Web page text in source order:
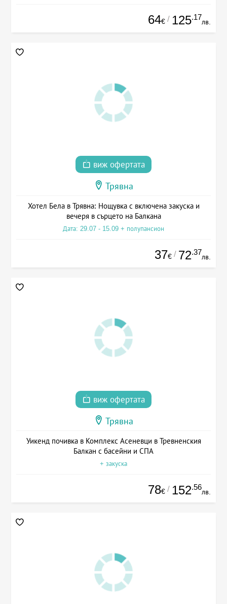
64€ / 125.17
лв.
виж офертата
Трявна
Хотел Бела в Трявна: Нощувка с включена закуска и
вечеря в сърцето на Балкана
Дата: 29.07 - 15.09 + полупансион
37€ / 72.37
лв.
виж офертата
Трявна
Уикенд почивка в Комплекс Асеневци в Тревненския
Балкан с басейни и СПА
+ закуска
78€ / 152.56
лв.